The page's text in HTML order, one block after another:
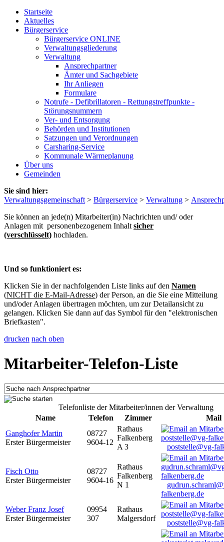
Startseite
Aktuelles
Bürgerservice
Bürgerservice ONLINE
Verwaltungsgliederung
Verwaltung
Ansprechpartner
Ämter und Sachgebiete
Ihr Anliegen
Formulare
Notrufe - Defibrillatoren - Rettungstreffpunkte -
Störungsnummern
Ver- und Entsorgung
Behörden und Institutionen
Satzungen und Verordnungen
Carsharing-Service
Kommunale Wärmeplanung
Über uns
Gemeinden
Sie sind hier:
Verwaltungsgemeinschaft > Bürgerservice > Verwaltung >
Sie können an jede(n) Mitarbeiter(in) Nachrichten und/ oder
Anlagen mit personenbezogenem Inhalt sicher
(verschlüsselt) hochladen.
Und so funktioniert es:
Klicken Sie in der nachfolgenden Liste links auf den Namen
(NICHT die E-Mail-Adresse) der Person, an die Sie eine Mitteilung
und/oder Anlagen übertragen möchten, um zur Detailansicht zu
gelangen. Klicken Sie dann auf das Symbol für den "elektronischen
Briefkasten".
drucken nach oben
Mitarbeiter-Telefon-Liste
Telefonliste der Mitarbeiter/innen der Verwaltung
Name
Telefon Zimmer
Mail
Ganghofer Martin
Erster Bürgermeister
08727
9604-12
Rathaus
Falkenberg
A 3
poststelle@vg-
Fisch Otto
Erster Bürgermeister
08727
9604-16
Rathaus
Falkenberg
N 1
falkenberg.de
Weber Franz Josef
Erster Bürgermeister
09954
307
Rathaus
Malgersdorf
poststelle@vg-